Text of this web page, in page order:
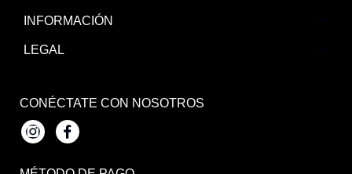
INFORMACIÓN
LEGAL
CONÉCTATE CON NOSOTROS
InstagramFacebook